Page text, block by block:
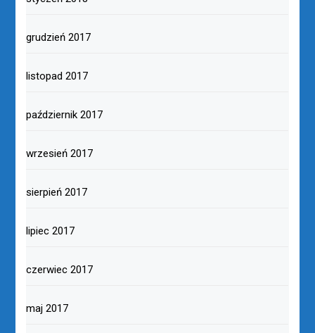
grudzień 2017
listopad 2017
październik 2017
wrzesień 2017
sierpień 2017
lipiec 2017
czerwiec 2017
maj 2017